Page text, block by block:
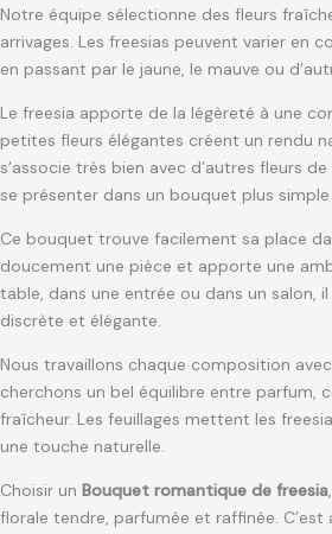
Notre équipe sélectionne des fleurs
arrivages. Les freesias peuvent varier en
en passant par le jaune, le mauve ou
Le freesia apporte de la légèreté à une
petites fleurs élégantes créent un rendu
s’associe très bien avec d’autres fleurs
se présenter dans un bouquet plus
Ce bouquet trouve facilement sa place
doucement une pièce et apporte une
table, dans une entrée ou dans un salon,
discrète et élégante.
Nous travaillons chaque composition
cherchons un bel équilibre entre parfum,
fraîcheur. Les feuillages mettent les
une touche naturelle.
Choisir un Bouquet romantique de freesia
florale tendre, parfumée et raffinée. C’est